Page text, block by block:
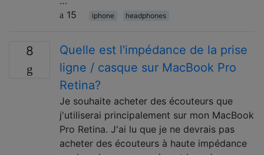
15
iphone headphones
8
Quelle est l'impédance de la prise
ligne / casque sur MacBook Pro
Retina?
Je souhaite acheter des écouteurs que
j'utiliserai principalement sur mon MacBook
Pro Retina. J'ai lu que je ne devrais pas
acheter des écouteurs à haute impédance